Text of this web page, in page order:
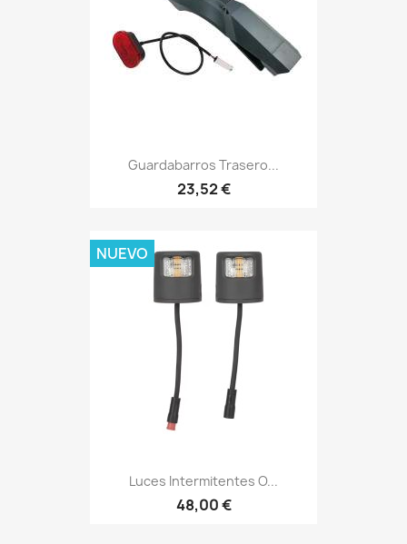
Guardabarros Trasero...
23,52 €
Luces Intermitentes O...
48,00 €
NUEVO